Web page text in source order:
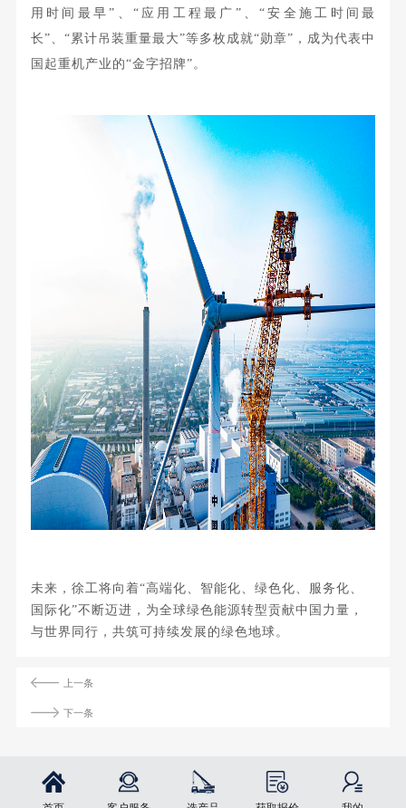
用时间最早”、“应用工程最广”、“安全施工时间最
长”、“累计吊装重量最大”等多枚成就“勋章”，成为代表中
国起重机产业的“金字招牌”。
未来，徐工将向着“高端化、智能化、绿色化、服务化、
国际化”不断迈进，为全球绿色能源转型贡献中国力量，
与世界同行，共筑可持续发展的绿色地球。
上一条
下一条